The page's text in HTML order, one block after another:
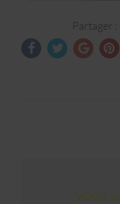
Partager :
VOUS